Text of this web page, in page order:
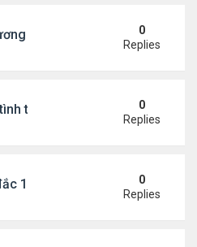
- Video YouTube ngâm bài
0
Replies
tứ bên bạn trai mới
0
Replies
167 triệu USD, bị bắt vì trộm
0
Replies